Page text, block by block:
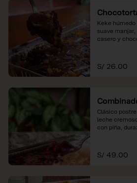
Keke
suave
casero y
soles e
recargo al
S/ 26.00
Clásico
leche
con piña,
*Nuestros
soles e
S/ 49.00